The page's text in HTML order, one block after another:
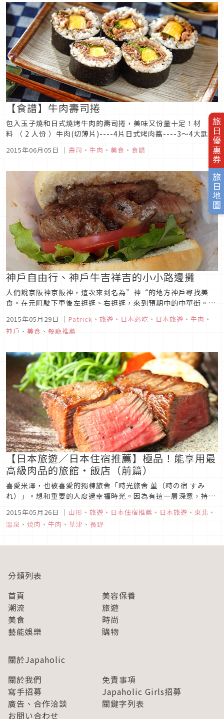
旅日優惠券
旅日地圖
【食譜】牛肉壽司捲
包入玉子燒和日式燒烤牛肉的壽司捲，美味又份量十足！材
料 （ 2 人份 ）牛肉(切薄片)----4片日式烤肉醬----3～4大匙沙
拉油----少許<壽司飯>白飯(煮熟)----3碗酸菜(切碎)----3～4大
匙白芝麻----2小匙<玉子燒>蛋----2個酒----2小匙砂糖--...
2015年06月05日 ｜ 壽司 、 牛肉 、 美食 、 食譜
神戶自由行、神戶牛吉祥吉的小小路邊攤
人們說京阪神京阪神，這次來到名為”神“的地方神戶尋找美
食。在元町駛下車後左逛逛、右逛逛，來到預期中的中華街。在
邊感受華人氣息以及享受美食的同時，神戶牛肉的字眼忽然出現
在了眼前；突然想到，都來神戶了怎麼可以不嗑一下神戶牛肉
呢！於是抱著期待的心情來到神戶牛吉祥吉南京町店。可是炎熱
2015年05月29日 ｜ Patrick 、 旅遊 、 日本必吃 、 日本旅遊 、 牛肉 、
神戶 、 美食 、 餐廳推薦
【日本旅遊／日本住宿推薦】極品！能享用最
高級肉品的旅館・飯店（前篇）
喜愛米澤，也被喜愛的獨棟旅舍「時光旅舍 菫（時の宿 すみ
れ）」。想和重要的人度過幸福時光。因為有這一層深意，持續
沒有時鐘也沒有電視的空間中縮短彼此的距離，加深對雙方的了
解。
2015年05月26日 ｜ 山形 、 旅遊 、 日本住宿推薦 、 日本旅遊 、 東北 、
溫泉 、 焼肉 、 牛肉 、 草津 、 長野
分類列表
首頁
美容保養
潮流
旅遊
美食
時尚
藝能娛樂
購物
關於Japaholic
關於我們
免責事項
寫手招募
Japaholic Girls招募
廣告、合作洽談
關鍵字列表
お問い合わせ